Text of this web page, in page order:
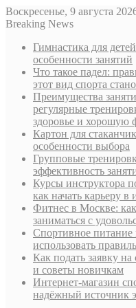
Воскресенье, 9 августа
Breaking News
Гимнастика для
особенности занятий
Что такое падел:
этот вид спорта
Преимущества
регулярные
здоровье и хорошую
Картон для
особенности выбора
Групповые
эффективность
Курсы инструктора
как начать карьеру в
Фитнес в Москве:
заниматься с
Спортивное
использовать
Как подать заявку
и советы новичкам
Интернет-магазин
надёжный источник